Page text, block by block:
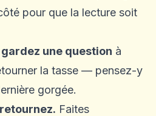
pour que la lecture soit
une question à
la tasse — pensez-y
gorgée.
Faites